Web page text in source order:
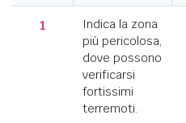
1
Indica la zona
più pericolosa,
dove possono
verificarsi
fortissimi
terremoti.